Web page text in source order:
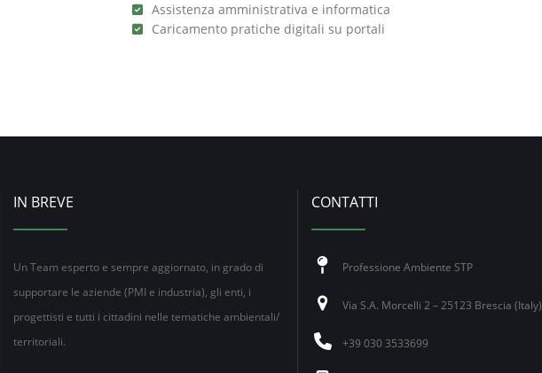
Assistenza amministrativa e informatica
Caricamento pratiche digitali su portali
IN BREVE
Un Team esperto e sempre aggiornato, in grado di
supportare le aziende (PMI e industria), gli enti, i
progettisti e tutti i cittadini nelle tematiche ambientali/
territoriali.
CONTATTI
Professione Ambiente STP
Via S.A. Morcelli 2 – 25123 Brescia (Italy)
+39 030 3533699